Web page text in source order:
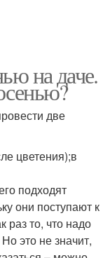
на даче.
две
цветения);в
подходят
они поступают к
раз то, что надо
это не значит,